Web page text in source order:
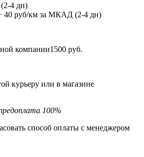
4 дн)
40 руб/км за МКАД (2-4 дн)
компании1500 руб.
курьеру или в магазине
100%
способ оплаты с менеджером